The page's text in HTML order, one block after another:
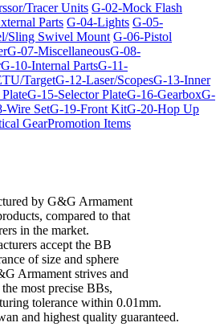
Tracer Units G-02-Mock Flash
Parts G-04-Lights G-05-
Sling Swivel Mount G-06-Pistol
G-07-MiscellaneousG-08-
G-10-Internal PartsG-11-
TargetG-12-Laser/ScopesG-13-Inner
G-15-Selector PlateG-16-GearboxG-
Wire SetG-19-Front KitG-20-Hop Up
GearPromotion Items
by G&G Armament
compared to that
in the market.
accept the BB
of size and sphere
Armament strives and
most precise BBs,
tolerance within 0.01mm.
and highest quality guaranteed.